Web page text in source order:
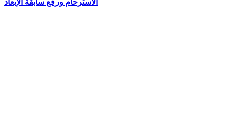
الاسترحام ورفع سابقة الإبعاد